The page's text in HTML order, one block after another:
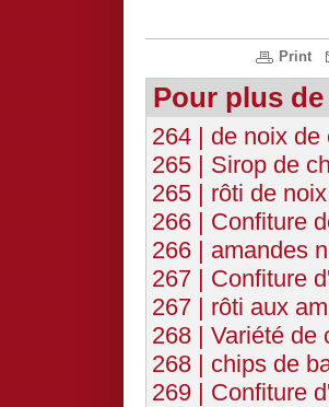
Print
Pour plus
264 | de noix de
265 | Sirop de
265 | rôti de
266 | Confiture
266 | amandes
267 | Confiture
267 | rôti aux
268 | Variété de
268 | chips de
269 | Confiture